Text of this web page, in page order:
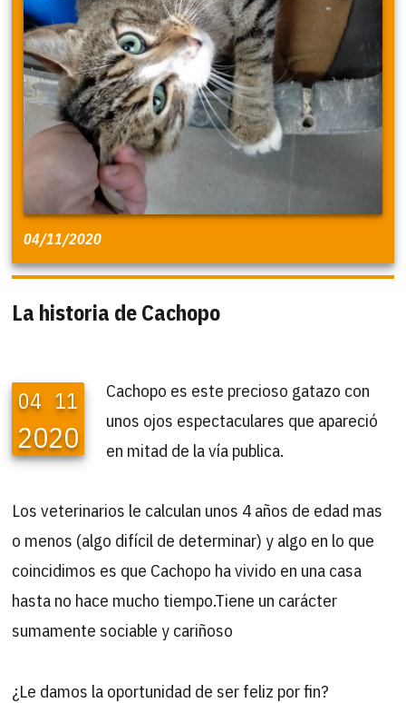
04/11/2020
La historia de Cachopo
04 11
2020
Cachopo es este precioso gatazo con
unos ojos espectaculares que apareció
en mitad de la vía publica.
Los veterinarios le calculan unos 4 años de edad mas
o menos (algo difícil de determinar) y algo en lo que
coincidimos es que Cachopo ha vivido en una casa
hasta no hace mucho tiempo.Tiene un carácter
sumamente sociable y cariñoso
¿Le damos la oportunidad de ser feliz por fin?